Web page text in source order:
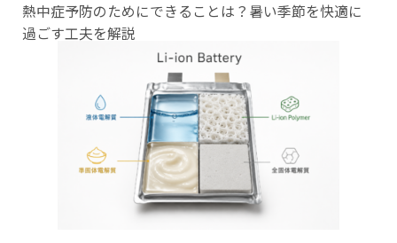
熱中症予防のためにできることは？暑い季節を快適に
過ごす工夫を解説